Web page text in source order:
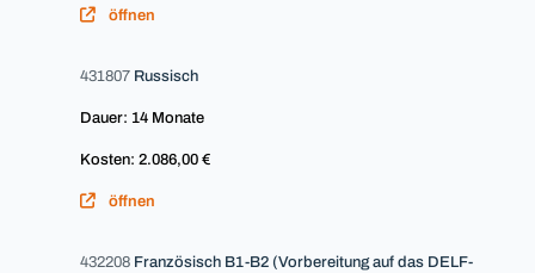
öffnen
431807 Russisch
Dauer: 14 Monate
Kosten: 2.086,00 €
öffnen
432208 Französisch B1-B2 (Vorbereitung auf das DELF-